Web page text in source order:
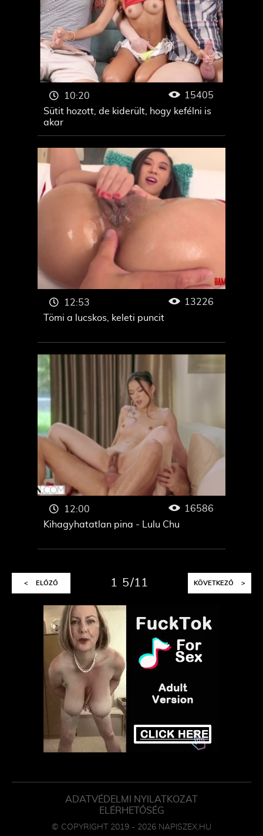
Sütit hozott, de kiderült, hogy kefélni is
akar
10:20 15405
Tömi a lucskos, keleti puncit
12:53 13226
Kihagyhatatlan pina - Lulu Chu
12:00 16586
< ELŐZŐ 1 5 11 KÖVETKEZŐ >
ADATVÉDELMI NYILATKOZAT
ELÉRHETŐSÉG
© COPYRIGHT 2019 - 2026 NAPISZEX.HU